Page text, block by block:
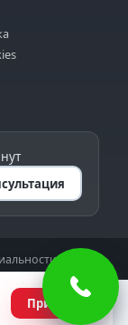
Cookies
Принять